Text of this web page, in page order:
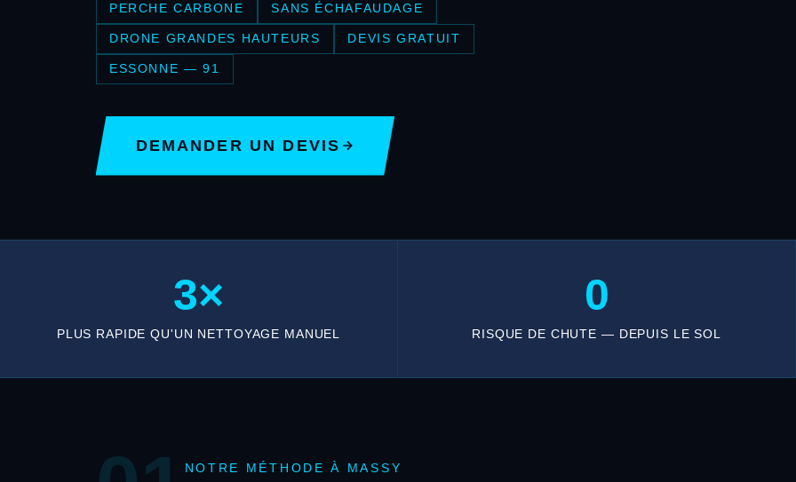
PERCHE CARBONE SANS ÉCHAFAUDAGE
DRONE GRANDES HAUTEURS DEVIS GRATUIT
ESSONNE — 91
DEMANDER UN DEVIS
3×
PLUS RAPIDE QU'UN NETTOYAGE MANUEL
0
RISQUE DE CHUTE — DEPUIS LE SOL
NOTRE MÉTHODE À MASSY